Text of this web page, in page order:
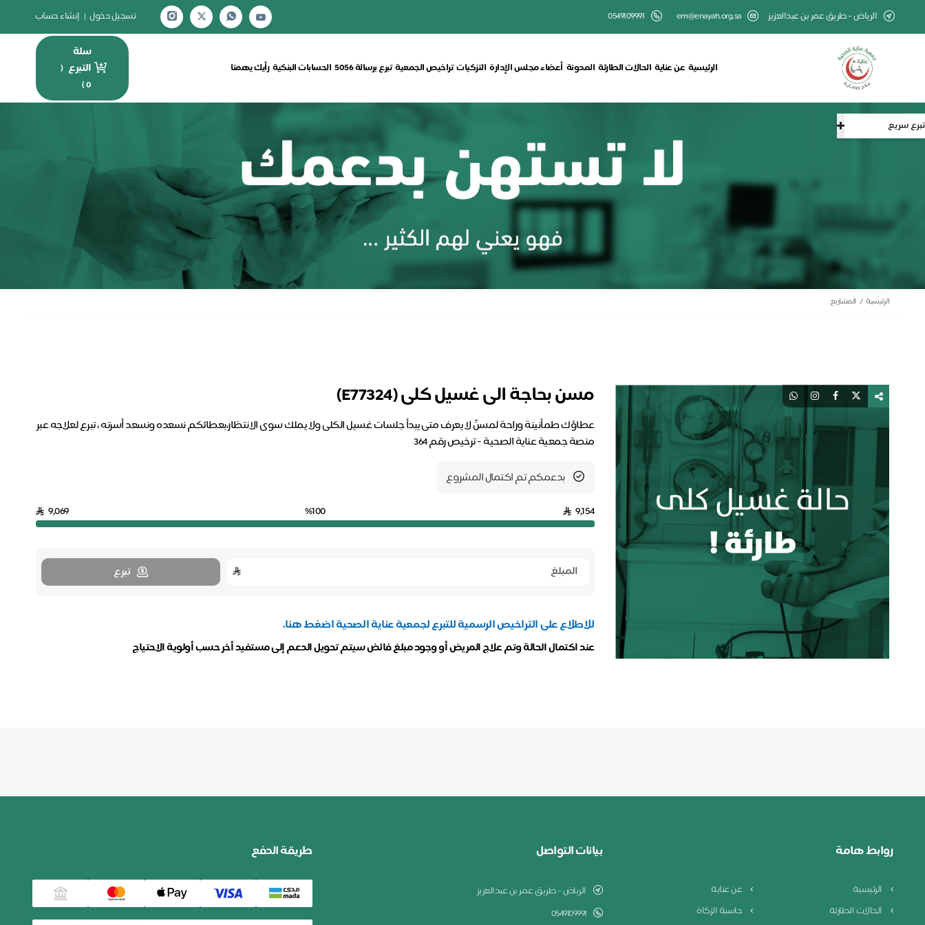
تبرع سريع
الرياض - طريق عمر بن عبدالعزيز em@enayah.org.sa
0549109991 تسجيل دخول | إنشاء حساب
الرئيسية عن عناية الحالات الطارئة المدونة أعضاء مجلس الإدارة التزكيات تراخيص الجمعية تبرع برسالة 5056 الحسابات البنكية رأيك يهمنا
سلة
التبرع (
0
)
الرئيسية المشاريع
مسن بحاجة الى غسيل كلى (E77324)
عطاؤك طمأنينة وراحة لمسنّ لا يعرف متى يبدأ جلسات غسيل الكلى ولا يملك سوى الانتظار،بعطائكم نسعده ونسعد أسرته ، تبرع لعلاجه عبر
منصة جمعية عناية الصحية - ترخيص رقم 364
بدعمكم تم اكتمال المشروع
9,154
%100
9,069
تبرع
للاطلاع على التراخيص الرسمية للتبرع لجمعية عناية الصحية اضغط هنا.
عند اكتمال الحالة وتم علاج المريض أو وجود مبلغ فائض سيتم تحويل الدعم إلى مستفيد أخر حسب أولوية الاحتياج
روابط هامة
الرئيسية
عن عناية
الحالات الطارئة
حاسبة الزكاة
بيانات التواصل
الرياض - طريق عمر بن عبدالعزيز
0549109991
طريقة الدفع